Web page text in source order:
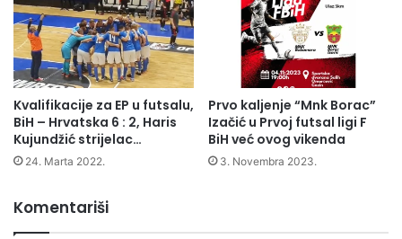
Kvalifikacije za EP u futsalu,
BiH – Hrvatska 6 : 2, Haris
Kujundžić strijelac…
24. Marta 2022.
Prvo kaljenje “Mnk Borac”
Izačić u Prvoj futsal ligi F
BiH već ovog vikenda
3. Novembra 2023.
Komentariši